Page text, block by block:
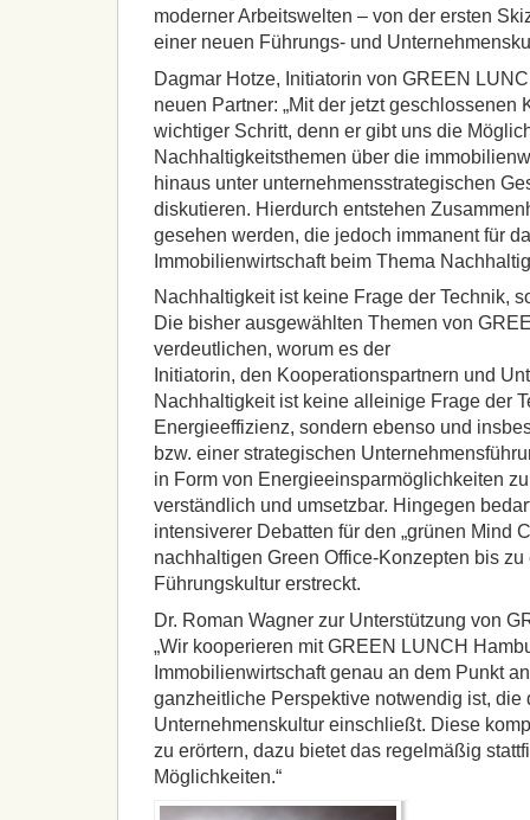
moderner Arbeitswelten – von der ersten
einer neuen Führungs- und
Dagmar Hotze, Initiatorin von GREEN
neuen Partner: „Mit der jetzt geschlossenen
wichtiger Schritt, denn er gibt uns die
Nachhaltigkeitsthemen über die
hinaus unter unternehmensstrategischen
diskutieren. Hierdurch entstehen
gesehen werden, die jedoch immanent für
Immobilienwirtschaft beim Thema
Nachhaltigkeit ist keine Frage der Technik,
Die bisher ausgewählten Themen von
verdeutlichen, worum es der
Initiatorin, den Kooperationspartnern und
Nachhaltigkeit ist keine alleinige Frage der
Energieeffizienz, sondern ebenso und
bzw. einer strategischen
in Form von Energieeinsparmöglichkeiten
verständlich und umsetzbar. Hingegen
intensiverer Debatten für den „grünen Mind
nachhaltigen Green Office-Konzepten bis
Führungskultur erstreckt.
Dr. Roman Wagner zur Unterstützung von
„Wir kooperieren mit GREEN LUNCH
Immobilienwirtschaft genau an dem Punkt
ganzheitliche Perspektive notwendig ist, die
Unternehmenskultur einschließt. Diese
zu erörtern, dazu bietet das regelmäßig
Möglichkeiten.“